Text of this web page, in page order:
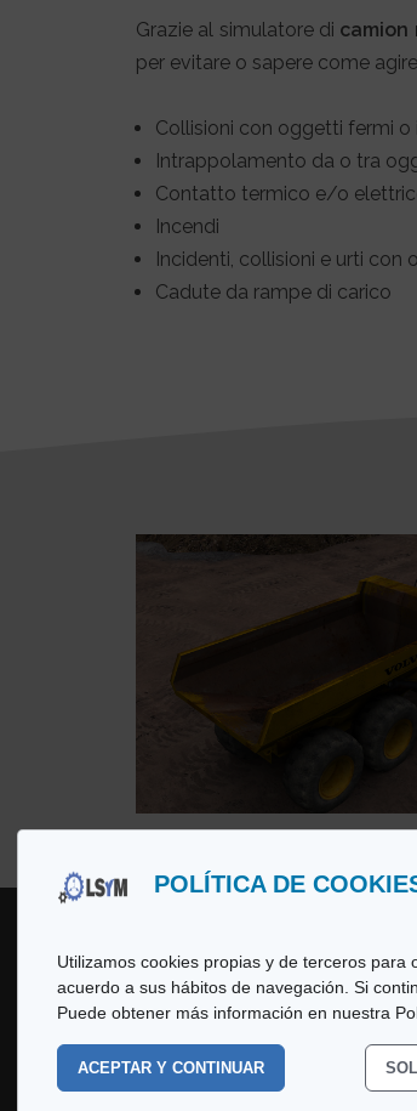
POLÍTICA DE
Utilizamos cookies propias y de terceros
acuerdo a sus hábitos de navegación. Si
Puede obtener más información en nuestra
ACEPTAR Y CONTINUAR
Grazie al simulatore di camion
per evitare o sapere come
Collisioni con oggetti fermi
Intrappolamento da o tra
Contatto termico e/o
Incendi
Incidenti, collisioni e urti con
Cadute da rampe di carico
Copyright© 2026 LSyM,